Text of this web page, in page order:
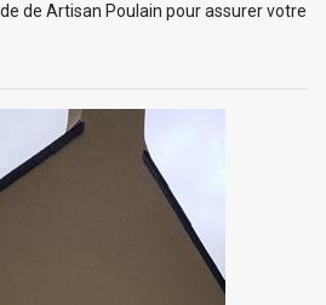
de Artisan Poulain pour assurer votre